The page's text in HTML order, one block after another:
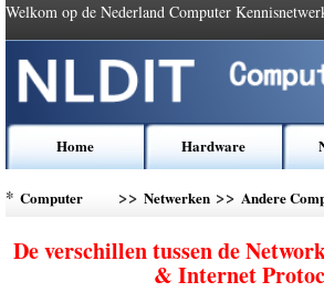
Welkom op de Nederland Computer
Home Hardware
* Computer
>>Netwerken >>Andere
De verschillen tussen de
& Internet